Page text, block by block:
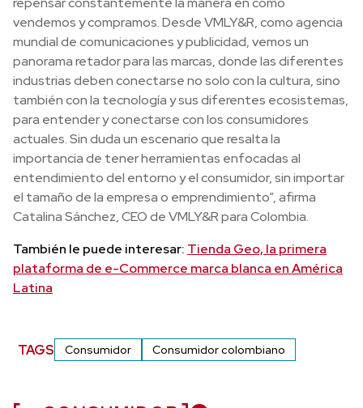
vendemos y compramos. Desde VMLY&R, como agencia
mundial de comunicaciones y publicidad, vemos un
panorama retador para las marcas, donde las diferentes
industrias deben conectarse no solo con la cultura, sino
también con la tecnología y sus diferentes ecosistemas,
para entender y conectarse con los consumidores
actuales. Sin duda un escenario que resalta la
importancia de tener herramientas enfocadas al
entendimiento del entorno y el consumidor, sin importar
el tamaño de la empresa o emprendimiento”, afirma
Catalina Sánchez, CEO de VMLY&R para Colombia.
También le puede interesar: Tienda Geo, la primera
plataforma de e-Commerce marca blanca en América
Latina
TAGS Consumidor Consumidor colombiano